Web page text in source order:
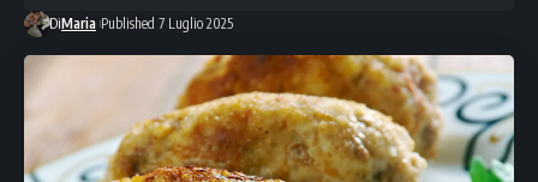
DiMaria Published 7 Luglio 2025